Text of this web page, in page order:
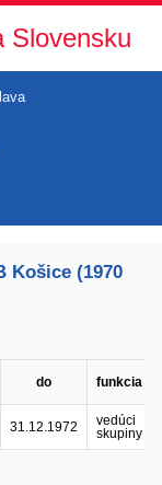
Slovensku
Košice (1970
do funkcia
31.12.1972
vedúci
skupiny